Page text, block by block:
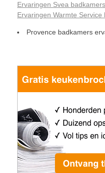
Ervaringen Svea badkamers
Ervaringen Warmte Service
Provence badkamers